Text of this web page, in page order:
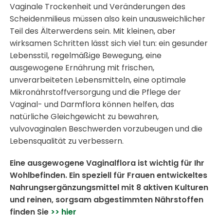
Vaginale Trockenheit und Veränderungen des
Scheidenmilieus müssen also kein unausweichlicher
Teil des Älterwerdens sein. Mit kleinen, aber
wirksamen Schritten lässt sich viel tun: ein gesunder
Lebensstil, regelmäßige Bewegung, eine
ausgewogene Ernährung mit frischen,
unverarbeiteten Lebensmitteln, eine optimale
Mikronährstoffversorgung und die Pflege der
Vaginal- und Darmflora können helfen, das
natürliche Gleichgewicht zu bewahren,
vulvovaginalen Beschwerden vorzubeugen und die
Lebensqualität zu verbessern.
Eine ausgewogene Vaginalflora ist wichtig für Ihr
Wohlbefinden. Ein speziell für Frauen entwickeltes
Nahrungsergänzungsmittel mit 8 aktiven Kulturen
und reinen, sorgsam abgestimmten Nährstoffen
finden Sie >> hier